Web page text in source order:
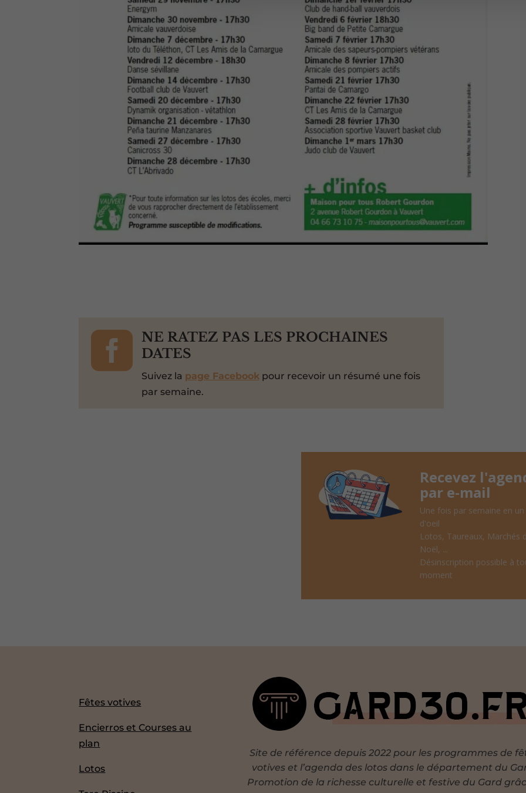

NE RATEZ PAS LES PROCHAINES
DATES
Suivez la page Facebookpour recevoir un résumé une fois
par semaine.
Recevez
par e-mail
Une fois par semaine en
d'oeil
Lotos, Taureaux, Marchés
Noël, ...
Désinscription possible à
moment
Fêtes votives
Encierros et Courses au
plan
Lotos
Site de référence depuis 2022 pour les programmes de
votives et l’agenda des lotos dans le département du
Promotion de la richesse culturelle et festive du Gard